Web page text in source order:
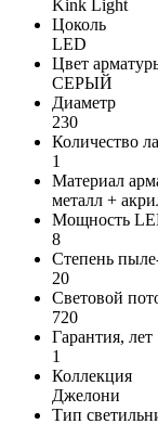
Kink Light
Цоколь
LED
Цвет
СЕРЫЙ
Диаметр
230
Количество
1
Материал
металл +
Мощность
8
Степень
20
Световой
720
Гарантия, лет
1
Коллекция
Джелони
Тип